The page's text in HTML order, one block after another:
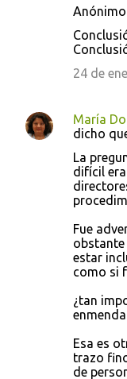
24 de
María
dicho
La
difícil
Fue
estar
como si
¿tan
Esa es
trazo
de